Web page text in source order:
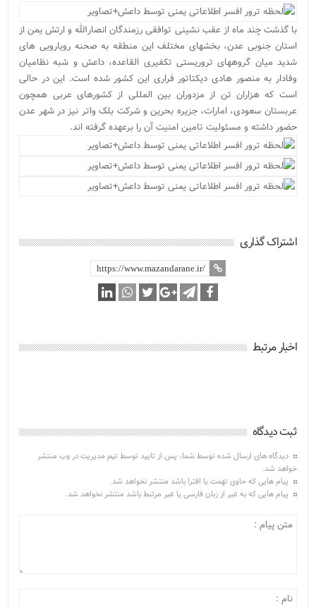
با گذشت چند ماه از عقب نشینی توافقی رزمندگان انصارالله و ارتش یمن از
استان جنوبی عدن، بخشهای مختلف این منطقه به صحنه رویارویی های
شدید میان گروههای تروریستی تکفیری القاعده، داعش و شبه نظامیان
وفادار به منصور هادی دیکتاتور فراری این کشور شده است. این در حالی
است که هزاران تن از مزدوران بین المللی از کشورهای عربی همچون
عربستان سعودی، امارات، جزیره بحرین و شرکت بلک واتر نیز در شهر عدن
حضور داشته و مسئولیت تامین امنیت آن را برعهده گرفته اند.
اشتراک گذاری
اخبار مرتبط
ثبت دیدگاه
دیدگاه های ارسال شده توسط شما، پس از تایید توسط تیم مدیریت در وب منتشر
خواهد شد.
پیام هایی که حاوی تهمت یا افترا باشد منتشر نخواهد شد.
پیام هایی که به غیر از زبان فارسی یا غیر مرتبط باشد منتشر نخواهد شد.